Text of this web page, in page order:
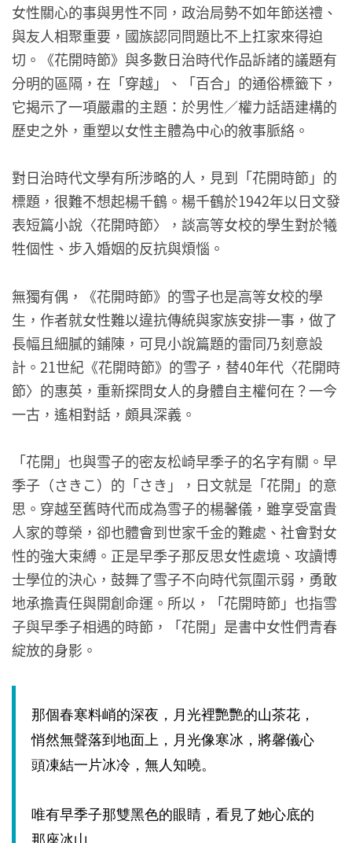
女性關心的事與男性不同，政治局勢不如年節送禮、
與友人相聚重要，國族認同問題比不上扛家來得迫
切。《花開時節》與多數日治時代作品訴諸的議題有
分明的區隔，在「穿越」、「百合」的通俗標籤下，
它揭示了一項嚴肅的主題：於男性／權力話語建構的
歷史之外，重塑以女性主體為中心的敘事脈絡。
對日治時代文學有所涉略的人，見到「花開時節」的
標題，很難不想起楊千鶴。楊千鶴於1942年以日文發
表短篇小說〈花開時節〉，談高等女校的學生對於犧
牲個性、步入婚姻的反抗與煩惱。
無獨有偶，《花開時節》的雪子也是高等女校的學
生，作者就女性難以違抗傳統與家族安排一事，做了
長幅且細膩的鋪陳，可見小說篇題的雷同乃刻意設
計。21世紀《花開時節》的雪子，替40年代〈花開時
節〉的惠英，重新探問女人的身體自主權何在？一今
一古，遙相對話，頗具深義。
「花開」也與雪子的密友松崎早季子的名字有關。早
季子（さきこ）的「さき」，日文就是「花開」的意
思。穿越至舊時代而成為雪子的楊馨儀，雖享受富貴
人家的尊榮，卻也體會到世家千金的難處、社會對女
性的強大束縛。正是早季子那反思女性處境、攻讀博
士學位的決心，鼓舞了雪子不向時代氛圍示弱，勇敢
地承擔責任與開創命運。所以，「花開時節」也指雪
子與早季子相遇的時節，「花開」是書中女性們青春
綻放的身影。
那個春寒料峭的深夜，月光裡艷艷的山茶花，
悄然無聲落到地面上，月光像寒冰，將馨儀心
頭凍結一片冰冷，無人知曉。
唯有早季子那雙黑色的眼睛，看見了她心底的
那座冰山。